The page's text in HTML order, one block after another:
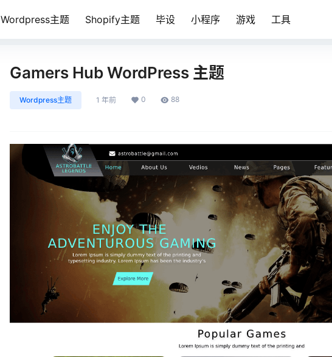
Wordpress主题 Shopify主题 毕设 小程序 游戏 工具
Gamers Hub WordPress 主题
Wordpress主题 1 年前 0 88